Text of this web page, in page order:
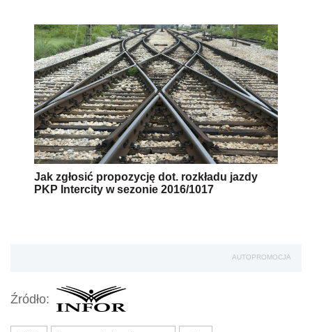
Jak zgłosić propozycję dot. rozkładu jazdy
PKP Intercity w sezonie 2016/1017
AUTOPROMOCJA
Źródło: